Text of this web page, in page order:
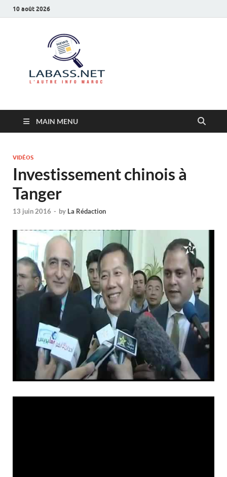
10 août 2026
MAIN MENU
VIDÉOS
Investissement chinois à
Tanger
13 juin 2016 - by La Rédaction